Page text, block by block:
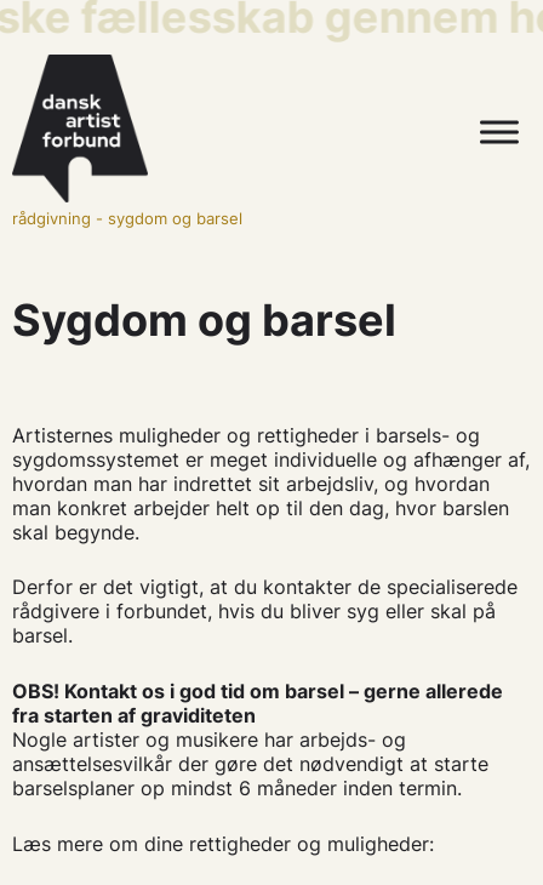
fællesskab gennem
rådgivning - sygdom og barsel
Sygdom og barsel
Artisternes muligheder og rettigheder i barsels- og
sygdomssystemet er meget individuelle og afhænger af,
hvordan man har indrettet sit arbejdsliv, og hvordan
man konkret arbejder helt op til den dag, hvor barslen
skal begynde.
Derfor er det vigtigt, at du kontakter de specialiserede
rådgivere i forbundet, hvis du bliver syg eller skal på
barsel.
OBS! Kontakt os i god tid om barsel – gerne allerede
fra starten af graviditeten
Nogle artister og musikere har arbejds- og
ansættelsesvilkår der gøre det nødvendigt at starte
barselsplaner op mindst 6 måneder inden termin.
Læs mere om dine rettigheder og muligheder: